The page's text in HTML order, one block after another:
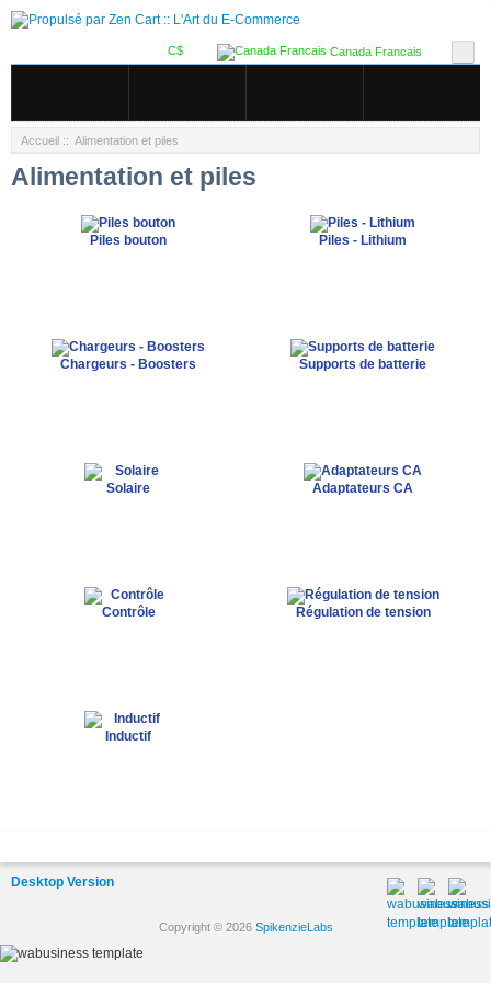
Canada Francais
C$
Accueil :: Alimentation et piles
Alimentation et piles
Piles bouton Piles - Lithium
Chargeurs - Boosters Supports de batterie
Solaire Adaptateurs CA
Contrôle Régulation de tension
Inductif
Desktop Version
Copyright © 2026 SpikenzieLabs